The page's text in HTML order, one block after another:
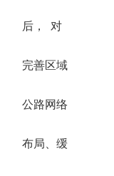
后， 对
完善区域
公路网络
布局、缓